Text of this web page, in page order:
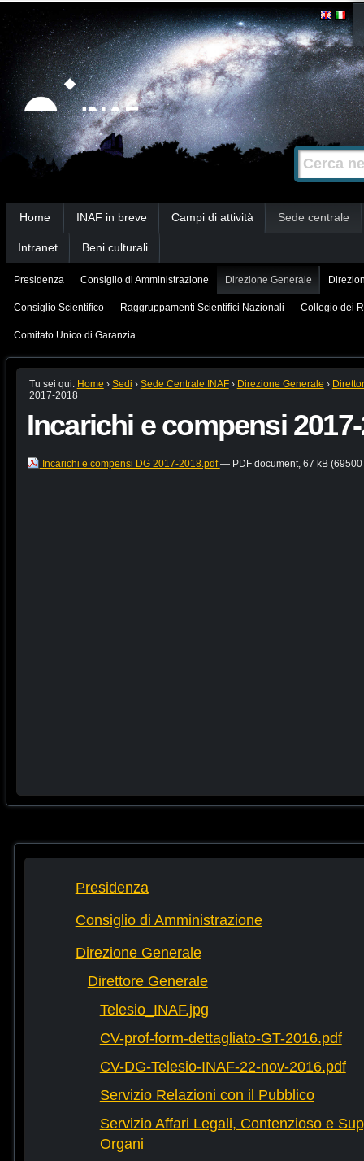
Strumenti
personali
Salta
contenuti.
|
Salta
alla
navigazione
Cerca nel
Ricerca
avanzata…
Home INAF in breve Campi di attività Sede centrale
Intranet Beni culturali
Presidenza Consiglio di Amministrazione Direzione Generale
Consiglio Scientifico Raggruppamenti Scientifici Nazionali Collegio dei
Comitato Unico di Garanzia
Tu sei qui: Home › Sedi › Sede Centrale INAF › Direzione Generale ›
2017-2018
Incarichi e compensi
Incarichi e compensi DG 2017-2018.pdf— PDF document, 67 kB (69500
Presidenza
Consiglio di Amministrazione
Direzione Generale
Direttore Generale
Telesio_INAF.jpg
CV-prof-form-dettagliato-GT-2016.pdf
CV-DG-Telesio-INAF-22-nov-2016.pdf
Servizio Relazioni con il Pubblico
Servizio Affari Legali, Contenzioso e
Organi